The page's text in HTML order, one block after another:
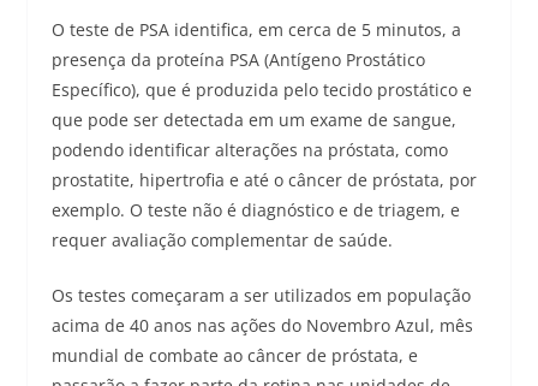
O teste de PSA identifica, em cerca de 5 minutos, a
presença da proteína PSA (Antígeno Prostático
Específico), que é produzida pelo tecido prostático e
que pode ser detectada em um exame de sangue,
podendo identificar alterações na próstata, como
prostatite, hipertrofia e até o câncer de próstata, por
exemplo. O teste não é diagnóstico e de triagem, e
requer avaliação complementar de saúde.
Os testes começaram a ser utilizados em população
acima de 40 anos nas ações do Novembro Azul, mês
mundial de combate ao câncer de próstata, e